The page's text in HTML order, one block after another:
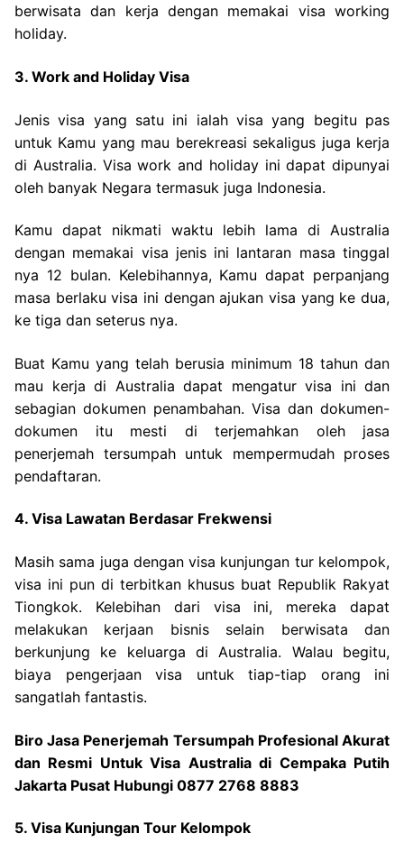
berwisata dan kerja dengan memakai visa working
holiday.
3. Work and Holiday Visa
Jenis visa yang satu ini ialah visa yang begitu pas
untuk Kamu yang mau berekreasi sekaligus juga kerja
di Australia. Visa work and holiday ini dapat dipunyai
oleh banyak Negara termasuk juga Indonesia.
Kamu dapat nikmati waktu lebih lama di Australia
dengan memakai visa jenis ini lantaran masa tinggal
nya 12 bulan. Kelebihannya, Kamu dapat perpanjang
masa berlaku visa ini dengan ajukan visa yang ke dua,
ke tiga dan seterus nya.
Buat Kamu yang telah berusia minimum 18 tahun dan
mau kerja di Australia dapat mengatur visa ini dan
sebagian dokumen penambahan. Visa dan dokumen-
dokumen itu mesti di terjemahkan oleh jasa
penerjemah tersumpah untuk mempermudah proses
pendaftaran.
4. Visa Lawatan Berdasar Frekwensi
Masih sama juga dengan visa kunjungan tur kelompok,
visa ini pun di terbitkan khusus buat Republik Rakyat
Tiongkok. Kelebihan dari visa ini, mereka dapat
melakukan kerjaan bisnis selain berwisata dan
berkunjung ke keluarga di Australia. Walau begitu,
biaya pengerjaan visa untuk tiap-tiap orang ini
sangatlah fantastis.
Biro Jasa Penerjemah Tersumpah Profesional Akurat
dan Resmi Untuk Visa Australia di Cempaka Putih
Jakarta Pusat Hubungi 0877 2768 8883
5. Visa Kunjungan Tour Kelompok